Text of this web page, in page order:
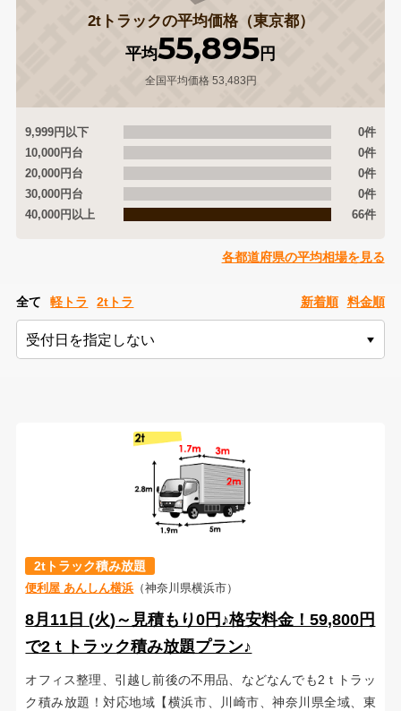
2tトラックの平均価格（東京都）
平均55,895 円
全国平均価格 53,483円
9,999円以下
0件
10,000円台
0件
20,000円台
0件
30,000円台
0件
40,000円以上
66件
各都道府県の平均相場を見る
全て 軽トラ 2tトラ 新着順 料金順
2tトラック積み放題
便利屋 あんしん横浜 （神奈川県横浜市）
8月11日 (火)～見積もり0円♪格安料金！59,800円
で2ｔトラック積み放題プラン♪
オフィス整理、引越し前後の不用品、などなんでも2ｔトラッ
ク積み放題！対応地域【横浜市、川崎市、神奈川県全域、東